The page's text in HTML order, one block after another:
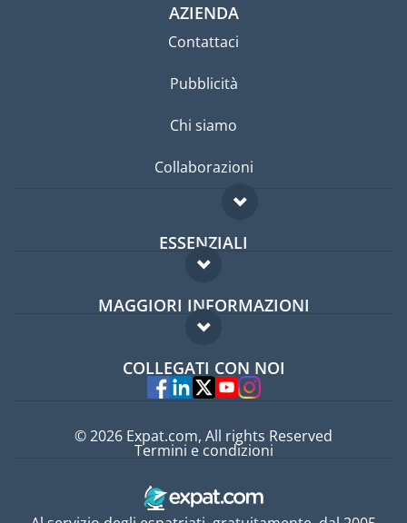
AZIENDA
Contattaci
Pubblicità
Chi siamo
Collaborazioni
ESSENZIALI
Forum per expat
Guida per expat
MAGGIORI INFORMAZIONI
Domande frequenti
Esperti
COLLEGATI CON NOI
© 2026 Expat.com, All rights Reserved
Termini e condizioni